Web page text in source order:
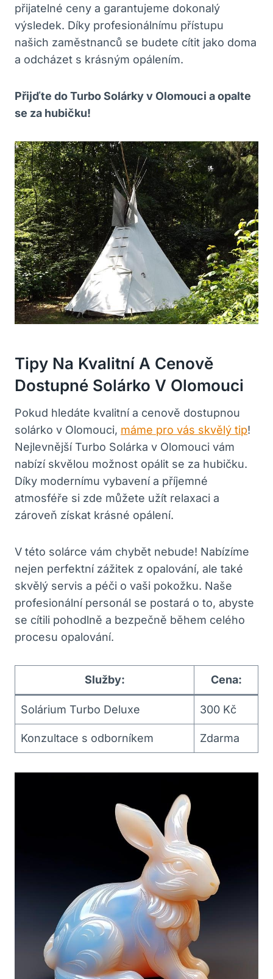
přijatelné ceny a garantujeme dokonalý
výsledek. Díky profesionálnímu přístupu
našich zaměstnanců se budete cítit jako doma
a odcházet s krásným opálením.
Přijďte do Turbo Solárky v Olomouci a opalte
se za hubičku!
Tipy Na Kvalitní A Cenově
Dostupné Solárko V Olomouci
Pokud hledáte kvalitní a cenově dostupnou
solárko v Olomouci, máme pro vás skvělý tip!
Nejlevnější Turbo Solárka v Olomouci vám
nabízí skvělou možnost opálit se za hubičku.
Díky modernímu vybavení a příjemné
atmosféře si zde můžete užít relaxaci a
zároveň získat krásné opálení.
V této solárce vám chybět nebude! Nabízíme
nejen perfektní zážitek z opalování, ale také
skvělý servis a péči o vaši pokožku. Naše
profesionální personál se postará o to, abyste
se cítili pohodlně a bezpečně během celého
procesu opalování.
Služby: Cena:
Solárium Turbo Deluxe 300 Kč
Konzultace s odborníkem Zdarma